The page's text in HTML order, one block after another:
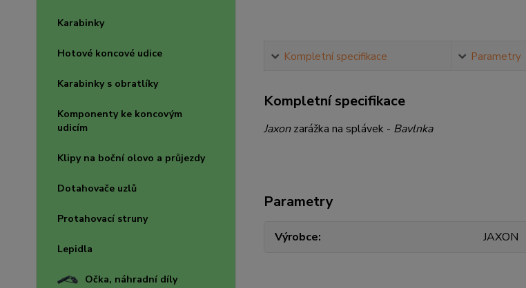
Karabinky
Hotové koncové udice
Karabinky s obratlíky
Komponenty ke koncovým
udicím
Klipy na boční olovo a průjezdy
Dotahovače uzlů
Protahovací struny
Lepidla
Očka, náhradní díly
Kompletní specifikace Parametry
Kompletní specifikace
Jaxonzarážka na splávek - Bavlnka
Parametry
Výrobce JAXON